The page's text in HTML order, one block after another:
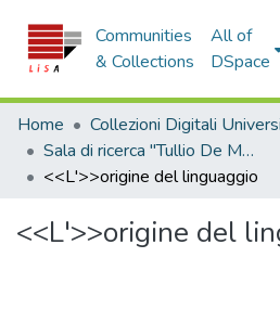
Communities
& Collections
All of
DSpace
Home
Sala di ricerca "Tullio De Mauro"
<<L'>>origine del linguaggio
<<L'>>origine del